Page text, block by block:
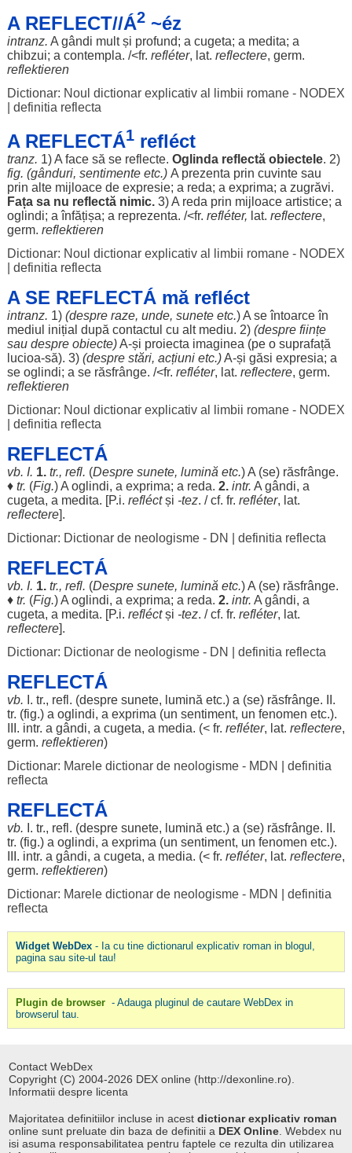
A REFLECT//Á2~éz
intranz. A gândi multși profund; a cugeta; a medita; a
chibzui; a contempla. /<fr. refléter, lat. reflectere, germ.
reflektieren
Dictionar: Noul dictionar explicativ al limbii romane - NODEX
definitia reflecta
A REFLECTÁ1refléct
tranz. 1) A facesă se reflecte. Oglindareflectă obiectele. 2)
fig. (gânduri, sentimenteetc.) A prezenta prin cuvintesau
prin alte mijloacede expresie; a reda; a exprima; a zugrăvi.
Fațasa nu reflectă nimic.3) A reda prin mijloace artistice; a
oglindi; aînfățișa; a reprezenta. /<fr. refléter, lat. reflectere,
germ. reflektieren
Dictionar: Noul dictionar explicativ al limbii romane - NODEX
definitia reflecta
A SE REFLECTÁ mă refléct
intranz. 1) (despre raze, unde, suneteetc.) A seîntoarceîn
mediul inițial după contactul cu alt mediu. 2) (despre ființe
sau despre obiecte)A-și proiecta imaginea (pe o suprafață
lucioa-să). 3) (despre stări, acțiunietc.)A-și găsi expresia; a
se oglindi; a se răsfrânge. /<fr. refléter, lat. reflectere, germ.
reflektieren
Dictionar: Noul dictionar explicativ al limbii romane - NODEX
definitia reflecta
REFLECTÁ
vb. I. 1. tr., refl. (Despre sunete, lumină etc.) A (se) răsfrânge.
♦ tr. (Fig.) A oglindi, a exprima; a reda. 2. intr. A gândi, a
cugeta, a medita. [P.i. refléctși -tez. / cf. fr. refléter, lat.
reflectere].
Dictionar: Dictionar de neologisme - DN
definitia reflecta
REFLECTÁ
vb. I. 1. tr., refl. (Despre sunete, lumină etc.) A (se) răsfrânge.
♦ tr. (Fig.) A oglindi, a exprima; a reda. 2. intr. A gândi, a
cugeta, a medita. [P.i. refléctși -tez. / cf. fr. refléter, lat.
reflectere].
Dictionar: Dictionar de neologisme - DN
definitia reflecta
REFLECTÁ
vb. I. tr., refl. (despre sunete, lumină etc.) a (se) răsfrânge. II.
tr. (fig.) a oglindi, a exprima (un sentiment, un fenomen etc.).
III. intr. a gândi, a cugeta, a media. (< fr. refléter, lat. reflectere,
germ. reflektieren)
Dictionar: Marele dictionar de neologisme - MDN
definitia
reflecta
REFLECTÁ
vb. I. tr., refl. (despre sunete, lumină etc.) a (se) răsfrânge. II.
tr. (fig.) a oglindi, a exprima (un sentiment, un fenomen etc.).
III. intr. a gândi, a cugeta, a media. (< fr. refléter, lat. reflectere,
germ. reflektieren)
Dictionar: Marele dictionar de neologisme - MDN
definitia
reflecta
Widget WebDex- Ia cu tine dictionarul explicativ roman in blogul,
pagina sau site-ul tau!
Plugin de browser - Adauga pluginul de cautare WebDex in
browserul tau.
Contact WebDex
Copyright (C) 2004-2026 DEX online (http://dexonline.ro).
Informatii despre licenta
Majoritatea definitiilor incluse in acestdictionar explicativ roman
online sunt preluate din baza de definitii a DEX Online . Webdex nu
isi asuma responsabilitatea pentru faptele ce rezulta din utilizarea